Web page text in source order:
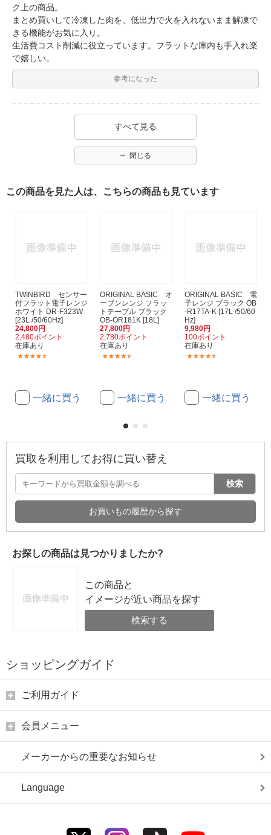
ク上の商品。
まとめ買いして冷凍した肉を、低出力で火を入れないまま解凍で
きる機能がお気に入り。
生活費コスト削減に役立っています。フラットな庫内も手入れ楽
で嬉しい。
参考になった
すべて見る
閉じる
この商品を見た人は、こちらの商品も見ています
TWINBIRD センサー
付フラット電子レンジ
ホワイト DR-F323W
[23L /50/60Hz]
24,800円
2,480ポイント
在庫あり
一緒に買う
ORIGINAL BASIC オ
ーブンレンジ フラッ
トテーブル ブラック
OB-OR181K [18L]
27,800円
2,780ポイント
在庫あり
一緒に買う
ORIGINAL BASIC 電
子レンジ ブラック OB
-R17TA-K [17L /50/60
Hz]
9,980円
100ポイント
在庫あり
一緒に買う
買取を利用してお得に買い替え
検索
お買いもの履歴から探す
お探しの商品は見つかりましたか?
この商品と
イメージが近い商品を探す
検索する
ショッピングガイド
ご利用ガイド
会員メニュー
メーカーからの重要なお知らせ
Language